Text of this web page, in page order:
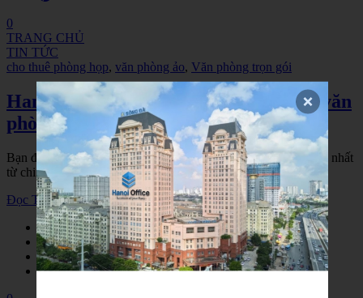
0
TRANG CHỦ
TIN TỨC
cho thuê phòng họp, văn phòng ảo, Văn phòng trọn gói
Hanoi Office – Bảng báo giá cho thuê văn
phòng tại Hà Nội tối ưu nhất
Bạn đang cần tìm dịch vụ văn phòng trọn gói tại Hà Nội tối ưu nhất
từ chi phí đến tiện ích? Bạn muốn biết đầy đủ bảng giá các
Đọc Thêm